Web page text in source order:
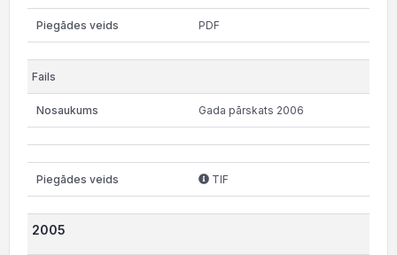
PDF
Gada pārskats 2006
TIF
2005